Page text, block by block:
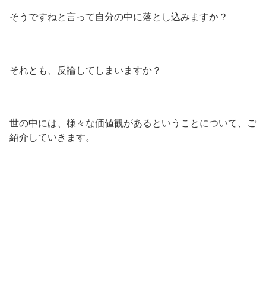
そうですねと言って自分の中に落とし込みますか？
それとも、反論してしまいますか？
世の中には、様々な価値観があるということについて、ご
紹介していきます。